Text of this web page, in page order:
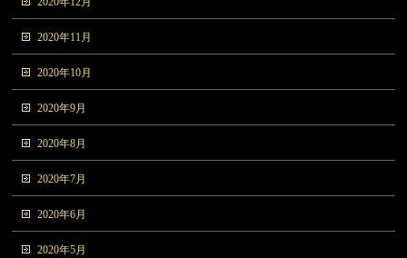
2020年11月
2020年10月
2020年9月
2020年8月
2020年7月
2020年6月
2020年5月